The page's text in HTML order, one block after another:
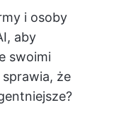
i osoby
aby
swoimi
że